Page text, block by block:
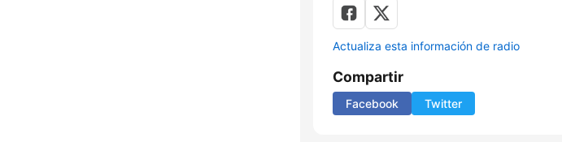
Actualiza esta información de radio
Compartir
Facebook Twitter